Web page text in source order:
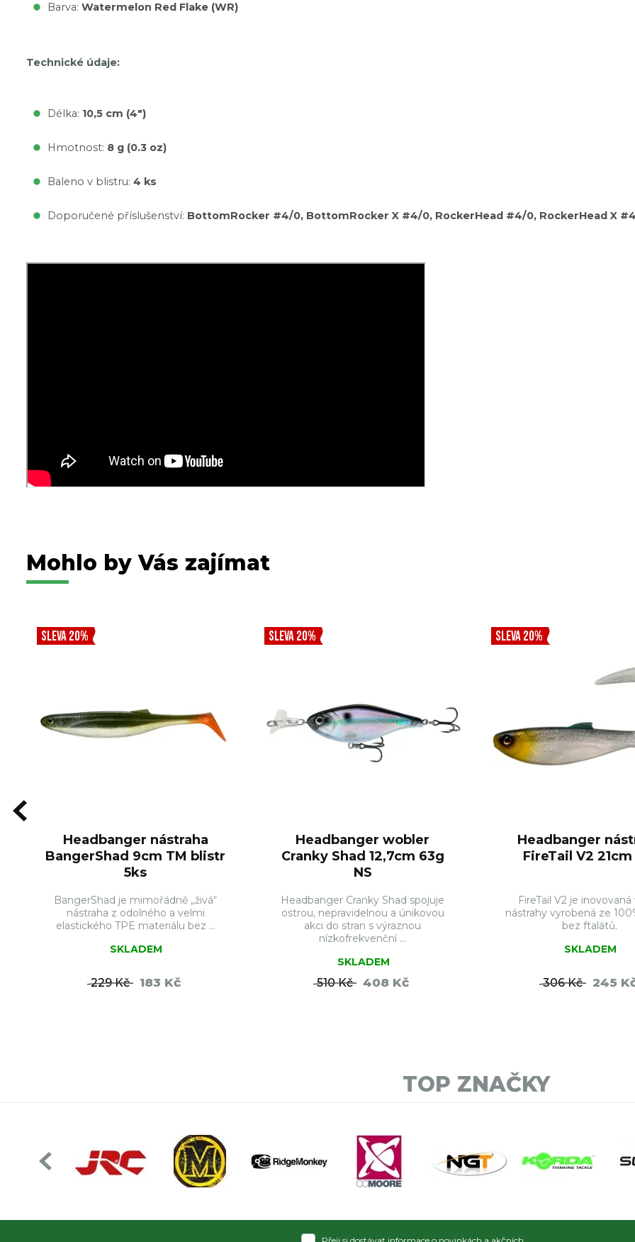
Barva: Watermelon Red Flake (WR)
Technické údaje:
Délka: 10,5 cm (4")
Hmotnost: 8 g (0.3 oz)
Baleno v blistru: 4 ks
Doporučené příslušenství: BottomRocker #4/0, BottomRocker X #4/0, RockerHead #4/0, RockerHead X
Mohlo by Vás zajímat
SLEVA 20%
Headbanger nástraha
BangerShad 9cm TM blistr
5ks
BangerShad je mimořádně „živá“
nástraha z odolného a velmi
elastického TPE materiálu bez ...
SKLADEM
229 Kč 183 Kč
SLEVA 20%
Headbanger wobler
Cranky Shad 12,7cm 63g
NS
Headbanger Cranky Shad spojuje
ostrou, nepravidelnou a únikovou
akci do stran s výraznou
nízkofrekvenční ...
SKLADEM
510 Kč 408 Kč
SLEVA 20%
Headbanger
FireTail V2 21cm
FireTail V2 je
nástrahy vyrobená ze
bez ftalátů.
SKLADEM
306 Kč 245
TOP ZNAČKY